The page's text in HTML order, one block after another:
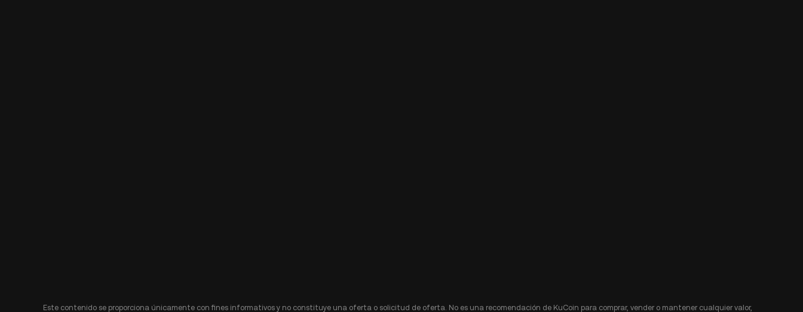
Este contenido se proporciona únicamente con fines informativos y no constituye una oferta o solicitud de oferta. No es una recomendación de KuCoin para comprar, vender o mantener cualquier valor,